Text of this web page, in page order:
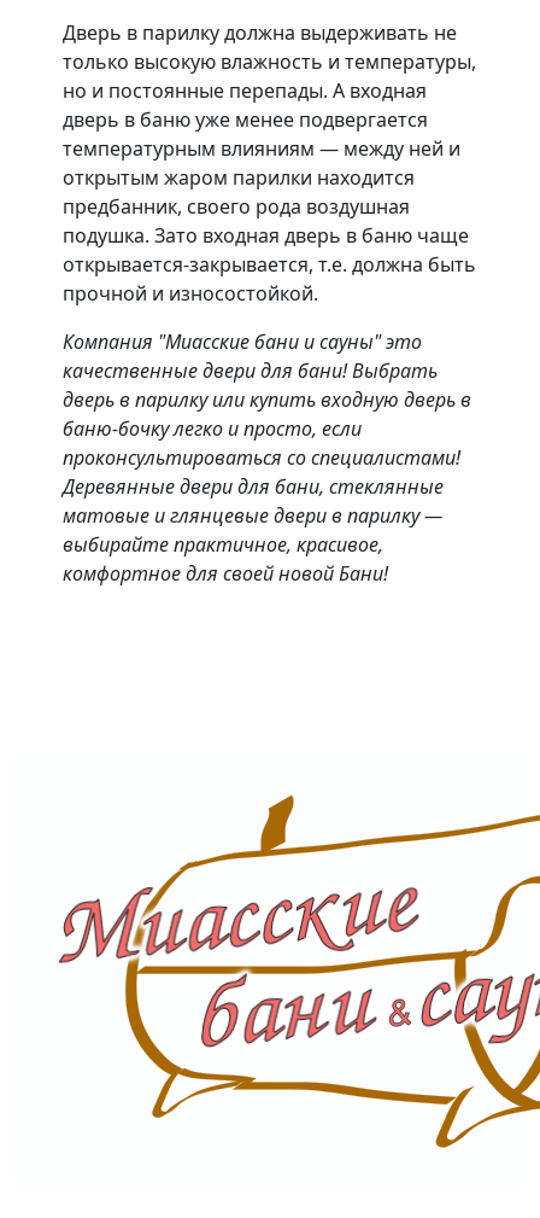
Дверь в парилку должна выдерживать не
только высокую влажность и температуры,
но и постоянные перепады. А входная
дверь в баню уже менее подвергается
температурным влияниям — между ней и
открытым жаром парилки находится
предбанник, своего рода воздушная
подушка. Зато входная дверь в баню чаще
открывается-закрывается, т.е. должна быть
прочной и износостойкой.
Компания "Миасские бани и сауны" это
качественные двери для бани! Выбрать
дверь в парилку или купить входную дверь в
баню-бочку легко и просто, если
проконсультироваться со специалистами!
Деревянные двери для бани, стеклянные
матовые и глянцевые двери в парилку —
выбирайте практичное, красивое,
комфортное для своей новой Бани!